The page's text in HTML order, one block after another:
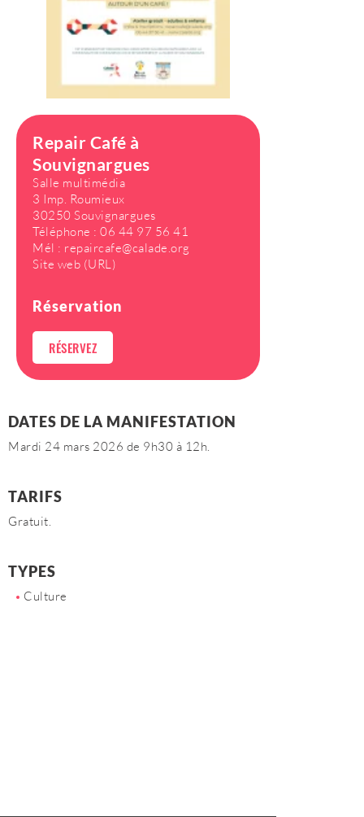
Repair Café à
Souvignargues
Salle multimédia
3 Imp. Roumieux
30250 Souvignargues
Téléphone : 06 44 97 56 41
Mél : repaircafe@calade.org
Site web (URL)
Réservation
RÉSERVEZ
DATES DE LA MANIFESTATION
Mardi 24 mars 2026 de 9h30 à 12h.
TARIFS
Gratuit.
TYPES
Culture